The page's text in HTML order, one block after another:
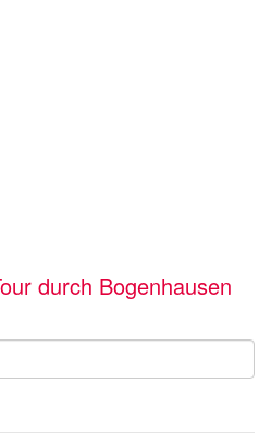
durch Bogenhausen